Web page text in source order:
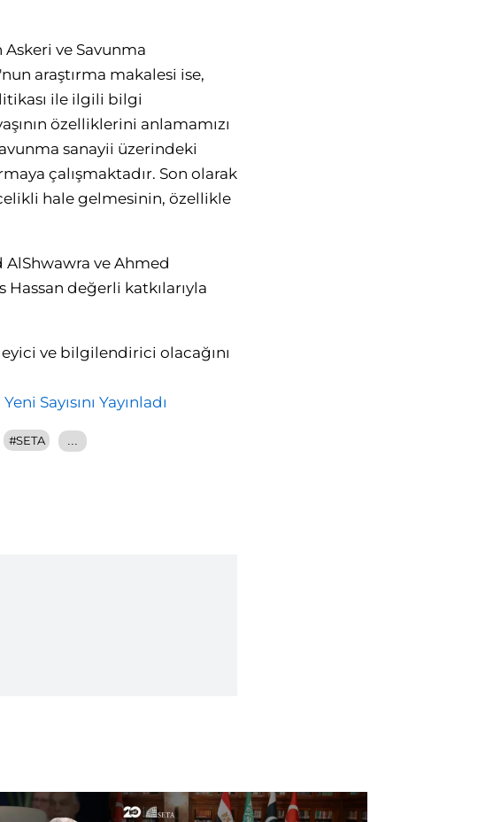
ve Savunma
araştırma makalesi ise,
ile ilgili bilgi
özelliklerini anlamamızı
sanayii üzerindeki
çalışmaktadır. Son olarak
hale gelmesinin, özellikle
AlShwawra ve Ahmed
değerli katkılarıyla
ve bilgilendirici olacağını
#SETA ...